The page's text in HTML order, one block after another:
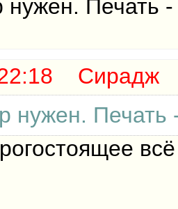
нужен. Печать
22:18 Сирадж
нужен.